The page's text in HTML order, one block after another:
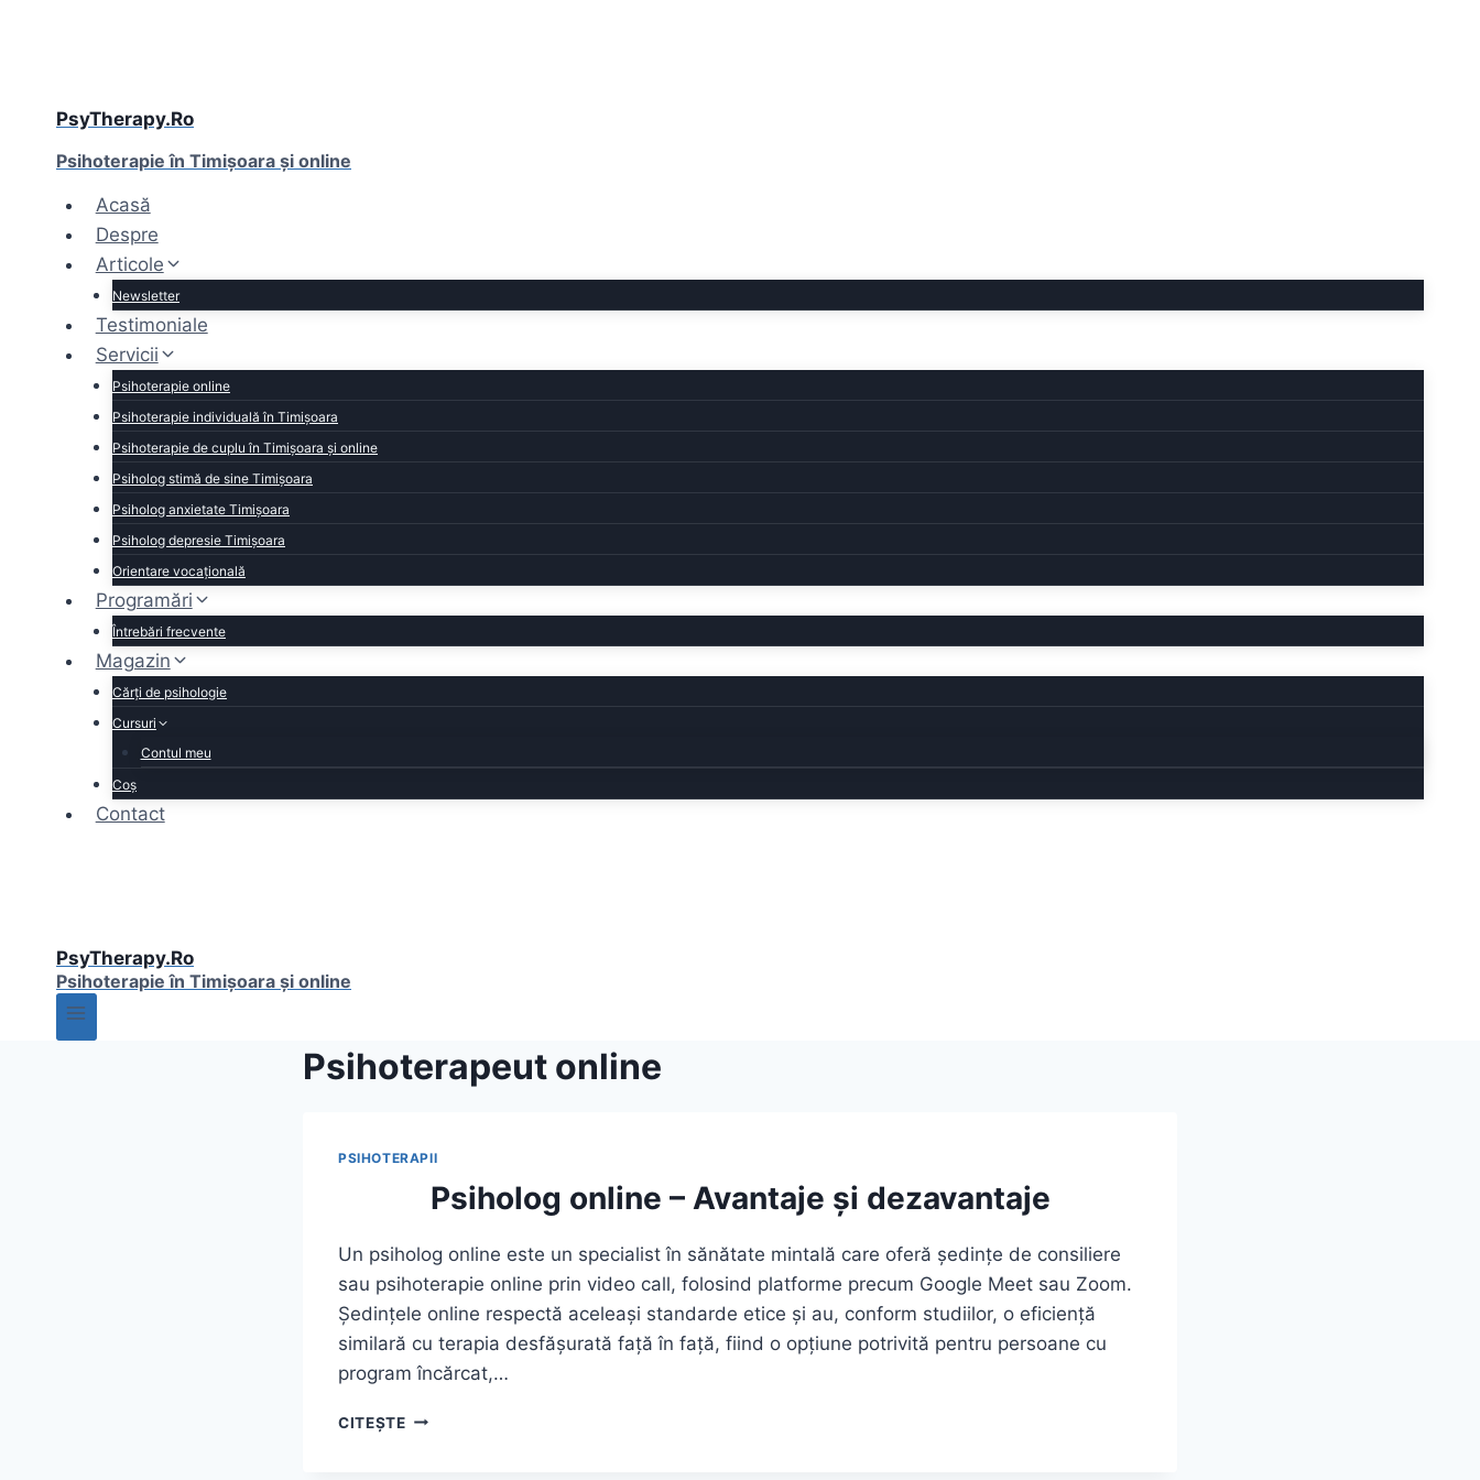
PsyTherapy.Ro
Psihoterapie în Timişoara și online
Acasă
Despre
Articole
Newsletter
Testimoniale
Servicii
Psihoterapie online
Psihoterapie individuală în Timișoara
Psihoterapie de cuplu în Timișoara și online
Psiholog stimă de sine Timișoara
Psiholog anxietate Timișoara
Psiholog depresie Timișoara
Orientare vocațională
Programări
Întrebări frecvente
Magazin
Cărţi de psihologie
Cursuri
Contul meu
Coș
Contact
PsyTherapy.Ro
Psihoterapie în Timişoara și online
Psihoterapeut online
PSIHOTERAPII
Psiholog online – Avantaje și dezavantaje
Un psiholog online este un specialist în sănătate mintală care oferă ședințe de consiliere
sau psihoterapie online prin video call, folosind platforme precum Google Meet sau Zoom.
Ședințele online respectă aceleași standarde etice și au, conform studiilor, o eficiență
similară cu terapia desfășurată față în față, fiind o opțiune potrivită pentru persoane cu
program încărcat,…
CITEȘTEPSIHOLOG